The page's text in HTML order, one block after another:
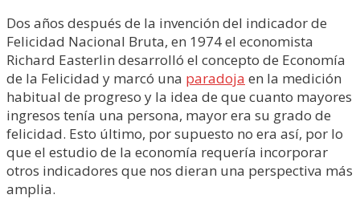
Dos años después de la invención del indicador de
Felicidad Nacional Bruta, en 1974 el economista
Richard Easterlin desarrolló el concepto de Economía
de la Felicidad y marcó una paradoja en la medición
habitual de progreso y la idea de que cuanto mayores
ingresos tenía una persona, mayor era su grado de
felicidad. Esto último, por supuesto no era así, por lo
que el estudio de la economía requería incorporar
otros indicadores que nos dieran una perspectiva más
amplia.